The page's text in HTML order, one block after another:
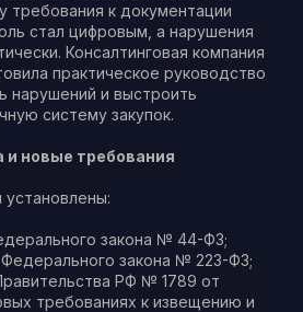
требования к документации
стал цифровым, а нарушения
Консалтинговая компания
практическое руководство
нарушений и выстроить
систему закупок.
и новые требования
закона № 44-ФЗ;
закона № 223-ФЗ;
РФ № 1789 от
требованиях к извещению и